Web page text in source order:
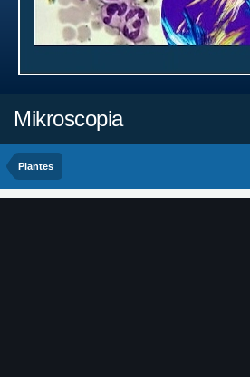
Mikroscopia
Plantes